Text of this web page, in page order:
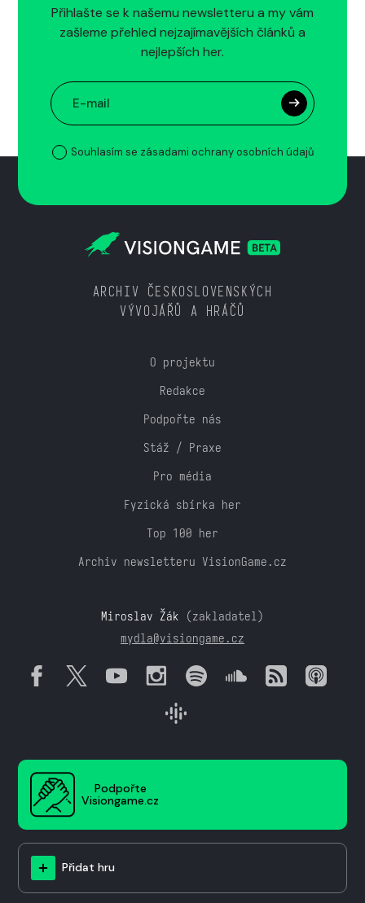
Přihlašte se k našemu newsletteru a my vám
zašleme přehled nejzajímavějších článků a
nejlepších her.
Souhlasím se zásadami ochrany osobních údajů
ARCHIV ČESKOSLOVENSKÝCH
VÝVOJÁŘŮ A HRÁČŮ
O projektu
Redakce
Podpořte nás
Stáž / Praxe
Pro média
Fyzická sbírka her
Top 100 her
Archiv newsletteru VisionGame.cz
Miroslav Žák (zakladatel)
mydla@visiongame.cz
Podpořte
Visiongame.cz
Přidat hru